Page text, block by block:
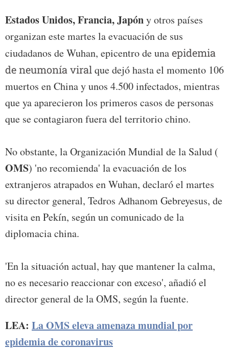
Estados Unidos, Francia, Japóny otros países
organizan este martes la evacuación de sus
ciudadanos de Wuhan, epicentro de unaepidemia
de neumonía viralque dejó hasta el momento 106
muertos en China y unos 4.500 infectados, mientras
que ya aparecieron los primeros casos de personas
que se contagiaron fuera del territorio chino.
No obstante, la Organización Mundial de la Salud (
OMS) 'no recomienda' la evacuación de los
extranjeros atrapados en Wuhan, declaró el martes
su director general, Tedros Adhanom Gebreyesus, de
visita en Pekín, según un comunicado de la
diplomacia china.
'En la situación actual, hay que mantener la calma,
no es necesario reaccionar con exceso', añadió el
director general de la OMS, según la fuente.
LEA: La OMS eleva amenaza mundial por
epidemia de coronavirus